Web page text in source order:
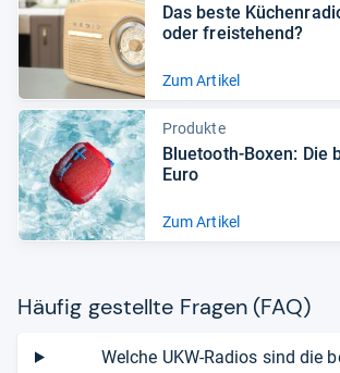
Das beste
oder frei­ste­hend?
Zum Artikel
Produkte
Blue­tooth-​Boxen: Die
Euro
Zum Artikel
Häu­fig gestellte Fra­gen (FAQ)
Welche UKW-Radios sind die